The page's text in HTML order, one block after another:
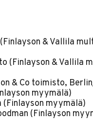
& Vallila
(Finlayson & Vallila
& Co toimisto,
myymälä)
(Finlayson myymälä)
(Finlayson